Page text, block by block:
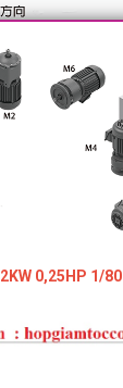
0,25HP 1/80